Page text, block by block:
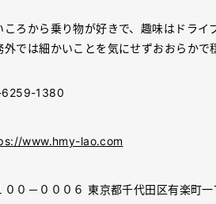
ころから乗り物が好きで、趣味はドライ
外では細かいことを気にせずおおらかで
1380
www.hmy-lao.com
００－０００６ 東京都千代田区有楽町